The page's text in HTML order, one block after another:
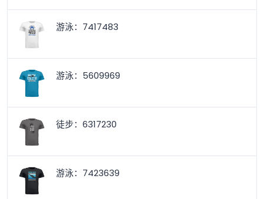
游泳：7417483
游泳：5609969
徒步：6317230
游泳：7423639